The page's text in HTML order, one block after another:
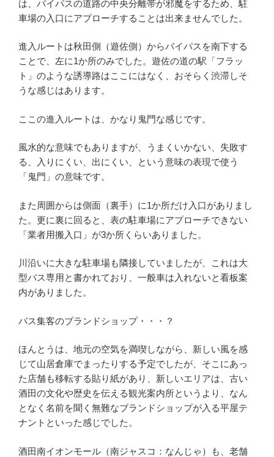
は、バイパスの道路の中央分離帯が邪魔をするため、駐
車場の入口にアプローチすることは出来ませんでした。
進入ルートは秋田側（遊佐側）からバイパスを南下する
ことで、左に1か所のみでした。遊佐の道の駅「フラッ
ト」のような誘導路はここにはなく、おそらく渋滞しそ
うな感じはあります。
ここの進入ルートは、かなり鬼門な感じです。
風水的な意味でもありますが、うまくいかない、失敗す
る、入りにくい、出にくい、という意味の表現で使う
「鬼門」の意味です。
また周囲からは側面（裏手）に1か所だけ入口がありまし
た。更に裏に回ると、表の駐車場にアプローチできない
「業者用搬入口」が3か所くらいありました。
川沿いに大きな駐車場も隣接していましたが、これは大
型バス専用と書かれており、一般車は入れないと看板案
内がありました。
バス集客のブランドショップ・・・？
ほんとうは、地元の空気を満喫しながら、新しい風を感
じて山居倉庫でまったりする予定でしたが、そこにあっ
た店舗も移転する貼り紙があり、新しいエリアは、古い
酒田の文化や歴史を伝える観光案内所というより、なん
となく名前を聞く無難なブランドショップが入る平屋テ
ナントといった感じでした。
酒田南イオンモール（南ジャスコ：なんじゃ）も、老舗